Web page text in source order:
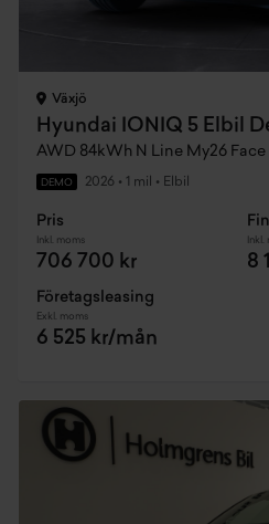
Växjö
Hyundai IONIQ 5 Elbil
AWD 84kWh N Line My26
DEMO 2026 • 1 mil • Elbil
Pris
Inkl. moms
706 700 kr
Inkl.
8
Företagsleasing
Exkl. moms
6 525 kr/mån